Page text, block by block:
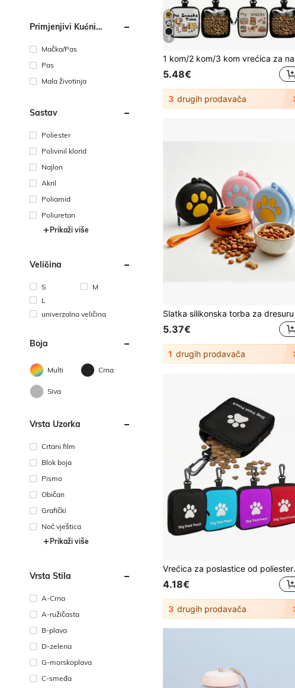
Primjenjivi Kućni
Mačka/Pas
Pas
Mala životinja
Sastav
Poliester
Polivinil klorid
Najlon
Akril
Poliamid
Poliuretan
Prikaži više
Veličina
S
M
L
univerzalna veličina
Boja
Multi Crna
Siva
Vrsta Uzorka
Crtani film
Blok boja
Pismo
Običan
Grafički
Noć vještica
Prikaži više
Vrsta Stila
A-Crna
A-ružičasta
B-plava
D-zelena
G-morskoplava
C-smeđa
5
5.48€
3 drugih prodavača
5.37€
1 drugih prodavača
Vrećica za poslastice od poliestera sa zatvaračem -
4.18€
3 drugih prodavača